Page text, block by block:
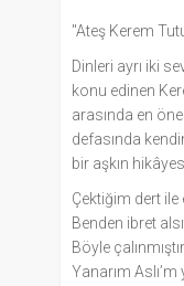
"Ateş Kerem
Dinleri ayrı iki
konu edinen
arasında en
defasında
bir aşkın
Çektiğim dert ile
Benden ibret
Böyle
Yanarım Aslı’m